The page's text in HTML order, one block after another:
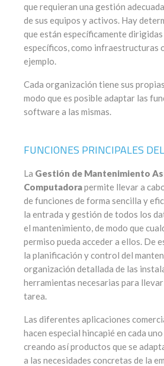
que requieran una gestión
de sus equipos y activos. Hay
que están específicamente dirigidas
específicos, como infraestructuras
ejemplo.
Cada organización tiene sus
modo que es posible adaptar las
software a las mismas.
FUNCIONES PRINCIPALES
La Gestión de Mantenimiento
Computadorapermite llevar a
de funciones de forma sencilla y
la entrada y gestión de todos los
el mantenimiento, de modo que
permiso pueda acceder a ellos. De
la planificación y control del
organización detallada de las
herramientas necesarias para
tarea.
Las diferentes aplicaciones
hacen especial hincapié en cada
creando así productos que se
a las necesidades concretas de la